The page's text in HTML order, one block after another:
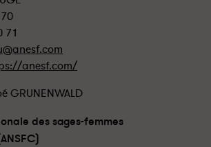
71
anesf.com/
GRUNENWALD
des sages-femmes